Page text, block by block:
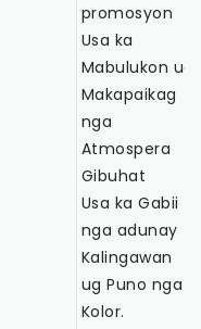
promosyon
Usa ka
Mabulukon ug
Makapaikag
nga
Atmospera
Gibuhat
Usa ka Gabii
nga adunay
Kalingawan
ug Puno nga
Kolor.